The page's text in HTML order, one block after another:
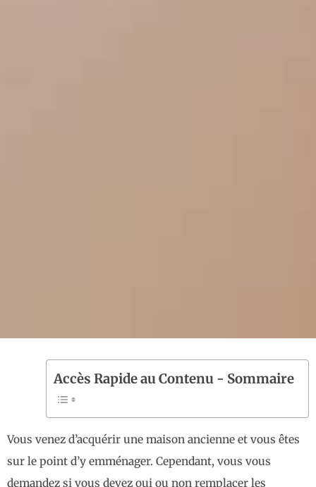
Accès Rapide au Contenu - Sommaire
Vous venez d’acquérir une maison ancienne et vous êtes
sur le point d’y emménager. Cependant, vous vous
demandez si vous devez oui ou non remplacer les